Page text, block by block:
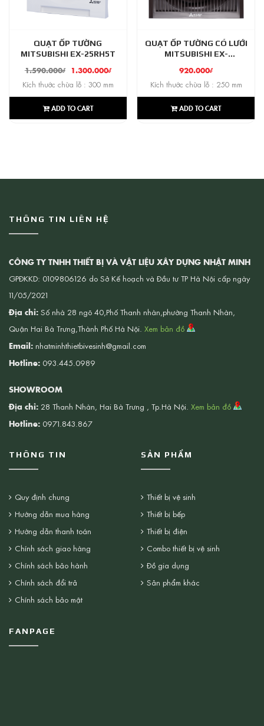
QUẠT ỐP TƯỜNG
MITSUBISHI EX-25RH5T
1.590.000₫ 1.300.000₫
Kích thước chừa lỗ : 300 mm
ADD TO CART
QUẠT ỐP TƯỜNG CÓ LƯỚI
MITSUBISHI EX-
920.000₫
Kích thước chừa lỗ : 250 mm
ADD TO CART
THÔNG TIN LIÊN HỆ
CÔNG TY TNHH THIẾT BỊ VÀ VẬT LIỆU XÂY DỰNG NHẬT MINH
GPĐKKD: 0109806126 do Sở Kế hoạch và Đầu tư TP Hà Nội cấp ngày
11/05/2021
Địa chỉ: Số nhà 28 ngõ 40,Phố Thanh nhàn,phường Thanh Nhàn,
Quận Hai Bà Trưng,Thành Phố Hà Nội. Xem bản đồ
Email: nhatminhthietbivesinh@gmail.com
Hotline: 093.445.0989
SHOWROOM
Địa chỉ: 28 Thanh Nhàn, Hai Bà Trưng , Tp.Hà Nội. Xem bản đồ
Hotline: 0971.843.867
THÔNG TIN
Quy định chung
Hướng dẫn mua hàng
Hướng dẫn thanh toán
Chính sách giao hàng
Chính sách bảo hành
Chính sách đổi trả
Chính sách bảo mật
SẢN PHẨM
Thiết bị vệ sinh
Thiết bị bếp
Thiết bị điện
Combo thiết bị vệ sinh
Đồ gia dụng
Sản phẩm khác
FANPAGE